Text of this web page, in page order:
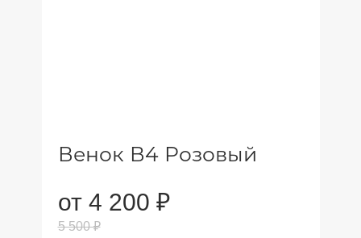
Венок В4 Розовый
от 4 200 ₽
5 500 ₽